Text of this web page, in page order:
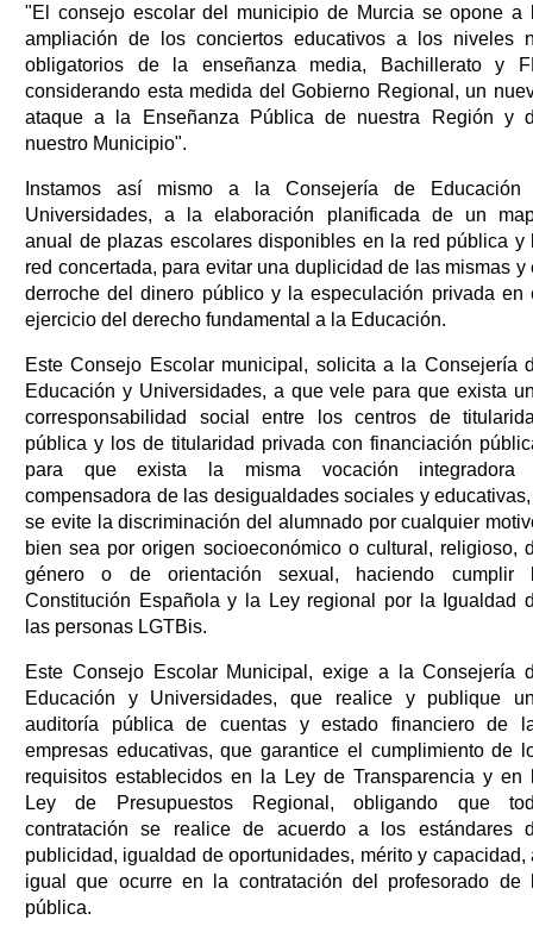
"El consejo escolar del municipio de Murcia se opone a
ampliación de los conciertos educativos a los niveles
obligatorios de la enseñanza media, Bachillerato y
considerando esta medida del Gobierno Regional, un
ataque a la Enseñanza Pública de nuestra Región y
nuestro Municipio".
Instamos así mismo a la Consejería de Educación
Universidades, a la elaboración planificada de un
anual de plazas escolares disponibles en la red pública y
red concertada, para evitar una duplicidad de las mismas y
derroche del dinero público y la especulación privada en
ejercicio del derecho fundamental a la Educación.
Este Consejo Escolar municipal, solicita a la Consejería
Educación y Universidades, a que vele para que exista
corresponsabilidad social entre los centros de
pública y los de titularidad privada con financiación
para que exista la misma vocación integradora
compensadora de las desigualdades sociales y
se evite la discriminación del alumnado por cualquier
bien sea por origen socioeconómico o cultural, religioso,
género o de orientación sexual, haciendo cumplir
Constitución Española y la Ley regional por la Igualdad
las personas LGTBis.
Este Consejo Escolar Municipal, exige a la Consejería
Educación y Universidades, que realice y publique
auditoría pública de cuentas y estado financiero de
empresas educativas, que garantice el cumplimiento de
requisitos establecidos en la Ley de Transparencia y en
Ley de Presupuestos Regional, obligando que
contratación se realice de acuerdo a los estándares
publicidad, igualdad de oportunidades, mérito y capacidad,
igual que ocurre en la contratación del profesorado de
pública.